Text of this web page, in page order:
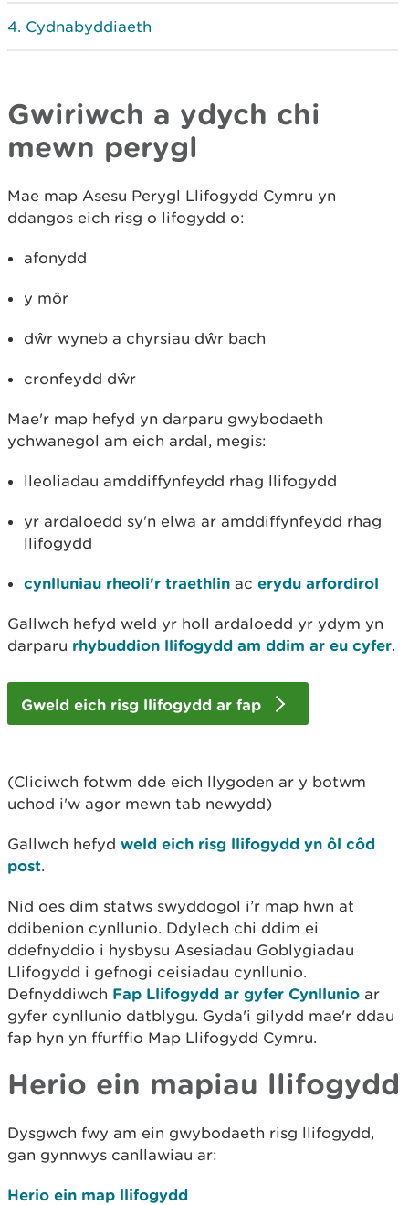
Cydnabyddiaeth
Gwiriwch a ydych chi
mewn perygl
Mae map Asesu Perygl Llifogydd Cymru yn
ddangos eich risg o lifogydd o:
afonydd
y môr
dŵr wyneb a chyrsiau dŵr bach
cronfeydd dŵr
Mae'r map hefyd yn darparu gwybodaeth
ychwanegol am eich ardal, megis:
lleoliadau amddiffynfeydd rhag llifogydd
yr ardaloedd sy'n elwa ar amddiffynfeydd rhag
llifogydd
cynlluniau rheoli'r traethlin ac erydu arfordirol
Gallwch hefyd weld yr holl ardaloedd yr ydym yn
darparu rhybuddion llifogydd am ddim ar eu cyfer.
Gweld eich risg llifogydd ar fap
(Cliciwch fotwm dde eich llygoden ar y botwm
uchod i'w agor mewn tab newydd)
Gallwch hefyd weld eich risg llifogydd yn ôl côd
post.
Nid oes dim statws swyddogol i’r map hwn at
ddibenion cynllunio. Ddylech chi ddim ei
ddefnyddio i hysbysu Asesiadau Goblygiadau
Llifogydd i gefnogi ceisiadau cynllunio.
Defnyddiwch Fap Llifogydd ar gyfer Cynllunio ar
gyfer cynllunio datblygu. Gyda'i gilydd mae'r ddau
fap hyn yn ffurffio Map Llifogydd Cymru.
Herio ein mapiau llifogydd
Dysgwch fwy am ein gwybodaeth risg llifogydd,
gan gynnwys canllawiau ar:
Herio ein map llifogydd